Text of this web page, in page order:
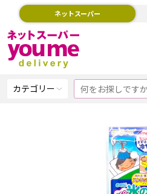
ネットスーパー
カテゴリー